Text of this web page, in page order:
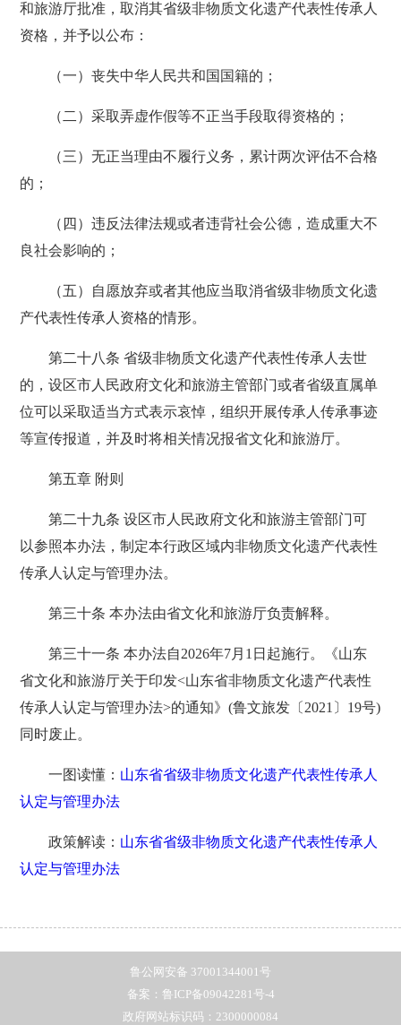
和旅游厅批准，取消其省级非物质文化遗产代表性传承人
资格，并予以公布：
（一）丧失中华人民共和国国籍的；
（二）采取弄虚作假等不正当手段取得资格的；
（三）无正当理由不履行义务，累计两次评估不合格
的；
（四）违反法律法规或者违背社会公德，造成重大不
良社会影响的；
（五）自愿放弃或者其他应当取消省级非物质文化遗
产代表性传承人资格的情形。
第二十八条 省级非物质文化遗产代表性传承人去世
的，设区市人民政府文化和旅游主管部门或者省级直属单
位可以采取适当方式表示哀悼，组织开展传承人传承事迹
等宣传报道，并及时将相关情况报省文化和旅游厅。
第五章 附则
第二十九条 设区市人民政府文化和旅游主管部门可
以参照本办法，制定本行政区域内非物质文化遗产代表性
传承人认定与管理办法。
第三十条 本办法由省文化和旅游厅负责解释。
第三十一条 本办法自2026年7月1日起施行。《山东
省文化和旅游厅关于印发<山东省非物质文化遗产代表性
传承人认定与管理办法>的通知》(鲁文旅发〔2021〕19号)
同时废止。
一图读懂： 山东省省级非物质文化遗产代表性传承人
认定与管理办法
政策解读： 山东省省级非物质文化遗产代表性传承人
认定与管理办法
鲁公网安备 37001344001号
备案：鲁ICP备09042281号-4
政府网站标识码：2300000084